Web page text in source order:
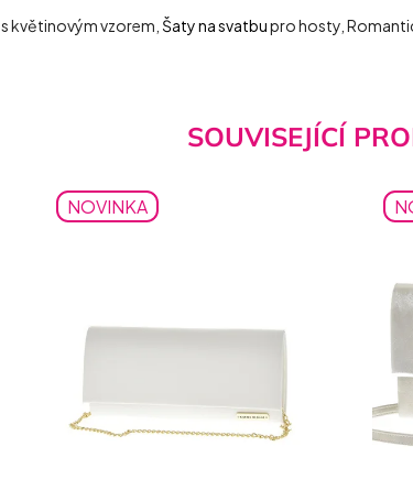
s květinovým vzorem, Šaty na svatbupro hosty,
SOUVISEJÍCÍ
NOVINKA